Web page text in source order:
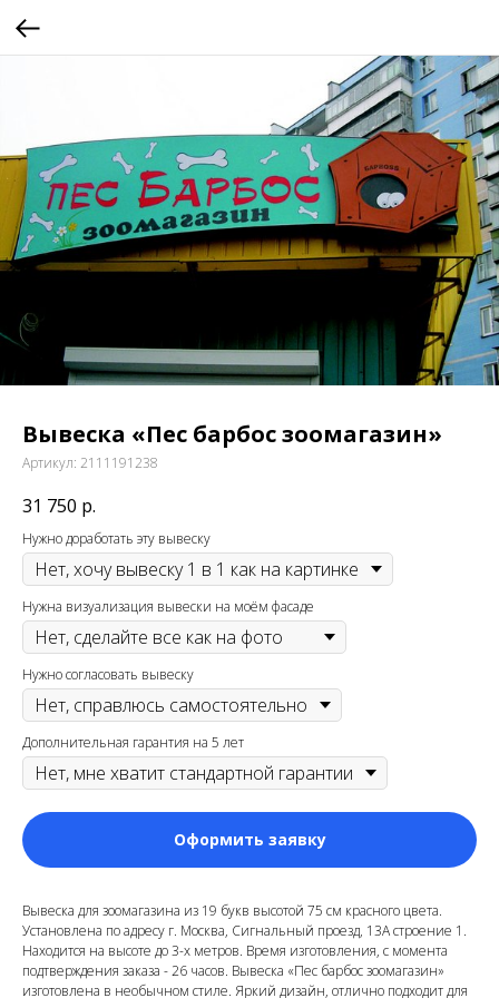
Вывеска «Пес барбос зоомагазин»
Артикул: 2111191238
31 750 р.
Нужно доработать эту вывеску
Нужна визуализация вывески на моём фасаде
Нужно согласовать вывеску
Дополнительная гарантия на 5 лет
Оформить заявку
Вывеска для зоомагазина из 19 букв высотой 75 см красного цвета.
Установлена по адресу г. Москва, Сигнальный проезд, 13А строение 1 .
Находится на высоте до 3-х метров. Время изготовления, с момента
подтверждения заказа - 26 часов. Вывеска «Пес барбос зоомагазин»
изготовлена в необычном стиле. Яркий дизайн, отлично подходит для